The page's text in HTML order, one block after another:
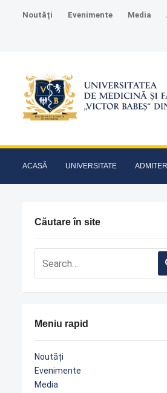
Noutăți Evenimente Media
ACASĂ UNIVERSITATE
Căutare în site
Meniu rapid
Noutăți
Evenimente
Media